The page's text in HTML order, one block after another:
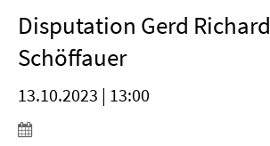
Disputation Gerd Richard
Schöffauer
13.10.2023 | 13:00